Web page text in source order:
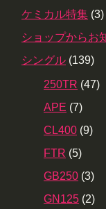
ケミカル特集 (3)
ショップからお
シングル (139)
250TR (47)
APE (7)
CL400 (9)
FTR (5)
GB250 (3)
GN125 (2)